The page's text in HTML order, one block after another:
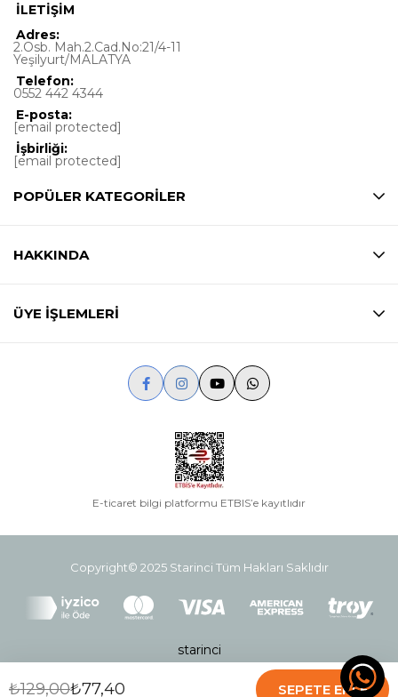
İLETİŞİM
Adres:
2.Osb. Mah.2.Cad.No:21/4-11
Yeşilyurt/MALATYA
Telefon:
0552 442 4344
E-posta:
[email protected]
İşbirliği:
[email protected]
POPÜLER KATEGORİLER
HAKKINDA
ÜYE İŞLEMLERİ
E-ticaret bilgi platformu ETBIS’e kayıtlıdır
Copyright© 2025 Starinci Tüm Hakları Saklıdır
starinci
₺129,00₺77,40